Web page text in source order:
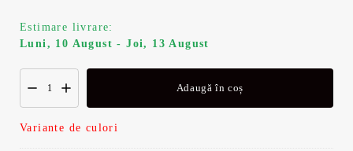
Estimare livrare:
Luni, 10 August - Joi, 13 August
Adaugă în coș
Variante de culori